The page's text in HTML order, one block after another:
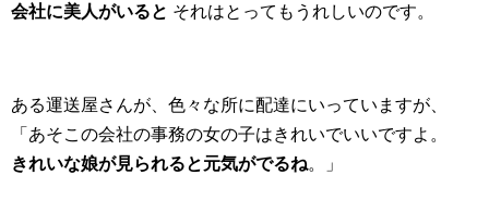
会社に美人がいると それはとってもうれしいのです。
ある運送屋さんが、色々な所に配達にいっていますが、
「あそこの会社の事務の女の子はきれいでいいですよ。
きれいな娘が見られると元気がでるね。」